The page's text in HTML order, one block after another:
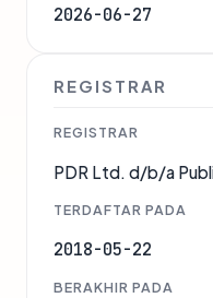
2026-06-27
REGISTRAR
REGISTRAR
PDR Ltd. d/b/a
TERDAFTAR PADA
2018-05-22
BERAKHIR PADA